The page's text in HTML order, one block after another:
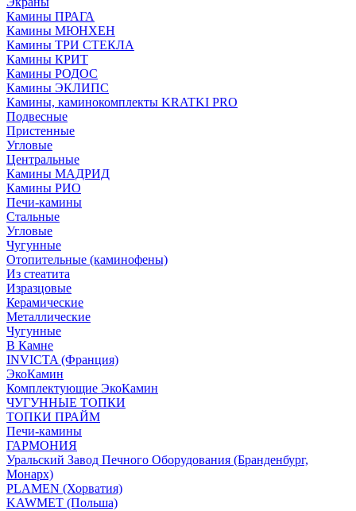
Камины ПРАГА
Камины МЮНХЕН
Камины ТРИ СТЕКЛА
Камины КРИТ
Камины РОДОС
Камины ЭКЛИПС
Камины, каминокомплекты KRATKI PRO
Подвесные
Пристенные
Угловые
Центральные
Камины МАДРИД
Камины РИО
Печи-камины
Стальные
Угловые
Чугунные
Отопительные (каминофены)
Из стеатита
Изразцовые
Керамические
Металлические
Чугунные
В Камне
INVICTA (Франция)
ЭкоКамин
Комплектующие ЭкоКамин
ЧУГУННЫЕ ТОПКИ
ТОПКИ ПРАЙМ
Печи-камины
ГАРМОНИЯ
Уральский Завод Печного Оборудования (Бранденбург,
Монарх)
PLAMEN (Хорватия)
KAWMET (Польша)